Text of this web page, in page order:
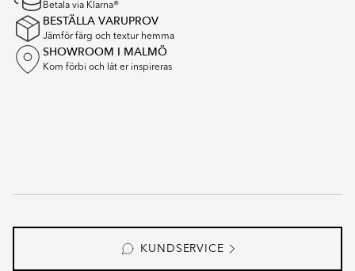
Betala via Klarna®
BESTÄLLA VARUPROV
Jämför färg och textur hemma
SHOWROOM I MALMÖ
Kom förbi och låt er inspireras
KUNDSERVICE